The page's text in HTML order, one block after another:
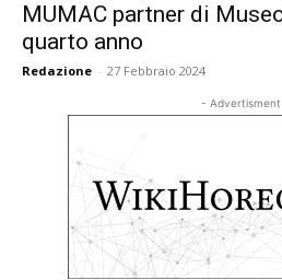
MUMAC partner di
quarto anno
Redazione - 27 Febbraio 2024
-